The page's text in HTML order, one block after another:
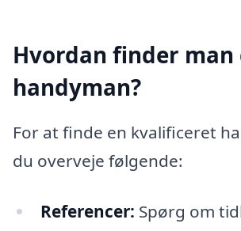
Hvordan finder
handyman?
For at finde en kvalificeret
du overveje følgende:
Referencer: Spørg om